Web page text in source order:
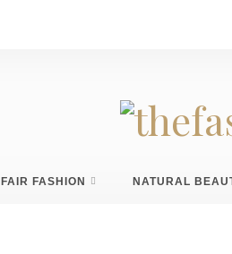
FAIR FASHION NATURAL